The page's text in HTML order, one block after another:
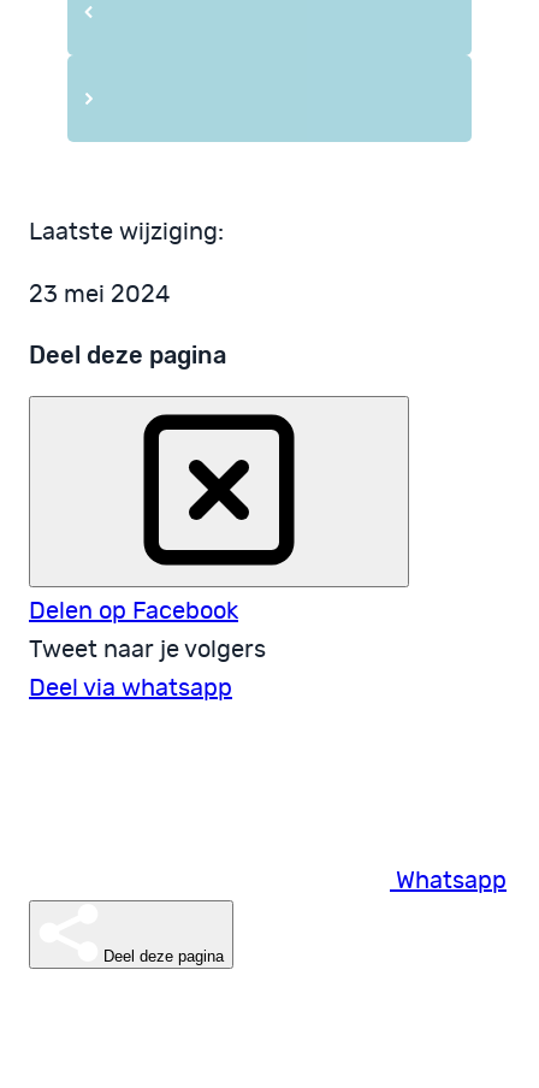
Laatste wijziging:
23 mei 2024
Deel deze pagina
Delen op Facebook
Tweet naar je volgers
Deel via whatsapp
Whatsapp
Deel deze pagina